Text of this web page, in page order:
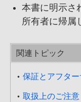
本書に明示さ
所有者に帰属
関連トピック
保証とアフター
取扱上のご注意